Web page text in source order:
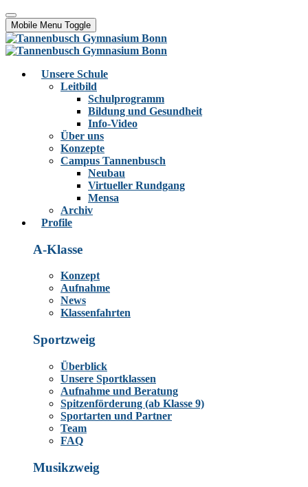
Mobile Menu Toggle
Unsere Schule
Leitbild
Schulprogramm
Bildung und Gesundheit
Info-Video
Über uns
Konzepte
Campus Tannenbusch
Neubau
Virtueller Rundgang
Mensa
Archiv
Profile
A-Klasse
Konzept
Aufnahme
News
Klassenfahrten
Sportzweig
Überblick
Unsere Sportklassen
Aufnahme und Beratung
Spitzenförderung (ab Klasse 9)
Sportarten und Partner
Team
FAQ
Musikzweig